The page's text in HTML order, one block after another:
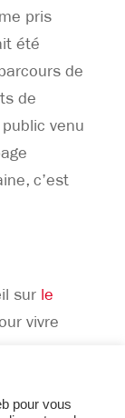
pris
été
de
de
venu
c’est
sur le
vivre
pour vous